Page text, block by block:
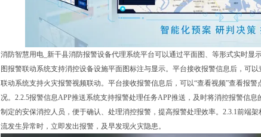
消防智慧用电_新干县消防报警设备代理系统平台可以通过平面图、等形式实时显
图报警联动系统支持消控设备设施平面图标注与显示。平台接收报警信息后，可
联动系统支持火灾报警视频联动。平台接收报警信息后，可以“查看视频”查看报
况。2.2.5报警信息APP推送系统支持报警处理任务APP推送，及时将消控报警信
制定的安保消控人员，便于确认、处理消控报警，提高报警处理效率。2.3.1前端
流发生异常时，立即发出报警，及早发现火灾隐患。